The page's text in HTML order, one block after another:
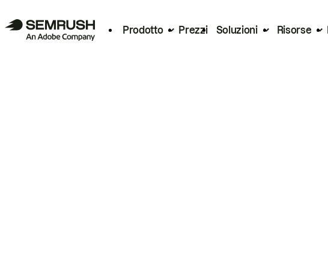
Prodotto Prezzi Soluzioni Risorse